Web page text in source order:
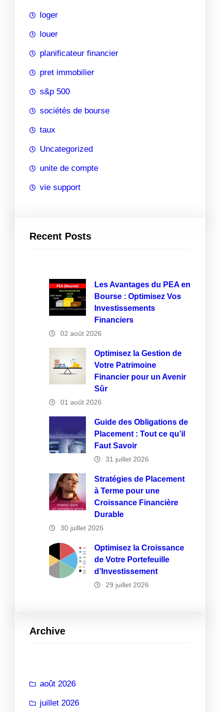
loger
louer
planificateur financier
pret immobilier
s&p 500
sociétés de bourse
taux
Uncategorized
unite de compte
vie support
Recent Posts
Les Avantages du PEA en
Bourse : Optimisez Vos
Investissements
Financiers
02 août 2026
Optimisez la Gestion de
Votre Patrimoine
Financier pour un Avenir
Sûr
01 août 2026
Guide des Obligations de
Placement : Tout ce qu’il
Faut Savoir
31 juillet 2026
Stratégies de Placement
à Terme pour une
Croissance Financière
Durable
30 juillet 2026
Optimisez la Croissance
de Votre Portefeuille
d’Investissement
29 juillet 2026
Archive
août 2026
juillet 2026